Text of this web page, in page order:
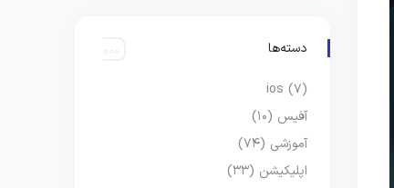
دسته‌ها
ios (۷)
آفیس (۱۰)
آموزشی (۷۴)
اپلیکیشن (۳۳)